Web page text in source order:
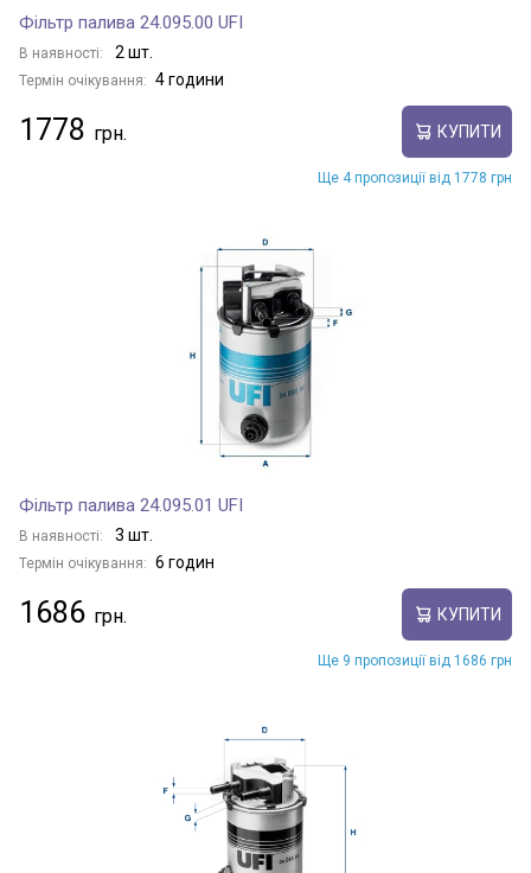
Фільтр палива 24.095.00 UFI
В наявності: 2 шт.
Термін очікування: 4 години
1778 КУПИТИ
Ще 4 пропозиції від 1778 грн
Фільтр палива 24.095.01 UFI
В наявності: 3 шт.
Термін очікування: 6 годин
1686 КУПИТИ
Ще 9 пропозиції від 1686 грн